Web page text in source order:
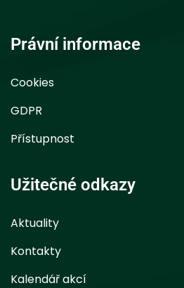
Právní informace
Cookies
GDPR
Přístupnost
Užitečné odkazy
Aktuality
Kontakty
Kalendář akcí